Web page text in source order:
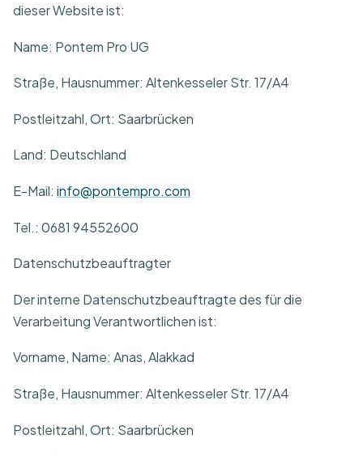
dieser Website ist:
Name: Pontem Pro UG
Straße, Hausnummer: Altenkesseler Str. 17/A4
Postleitzahl, Ort: Saarbrücken
Land: Deutschland
E-Mail: info@pontempro.com
Tel.: 0681 94552600
Datenschutzbeauftragter
Der interne Datenschutzbeauftragte des für die
Verarbeitung Verantwortlichen ist:
Vorname, Name: Anas, Alakkad
Straße, Hausnummer: Altenkesseler Str. 17/A4
Postleitzahl, Ort: Saarbrücken